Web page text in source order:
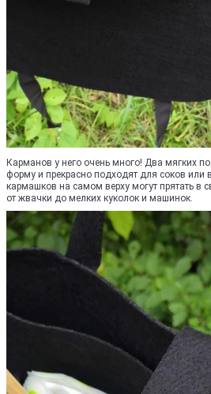
Карманов у него очень много! Два мягких
форму и прекрасно подходят для соков
кармашков на самом верху могут прятать в
от жвачки до мелких куколок и машинок.